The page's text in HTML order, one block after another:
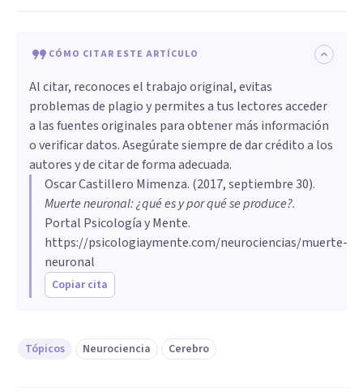
CÓMO CITAR ESTE ARTÍCULO
Al citar, reconoces el trabajo original, evitas
problemas de plagio y permites a tus lectores acceder
a las fuentes originales para obtener más información
o verificar datos. Asegúrate siempre de dar crédito a los
autores y de citar de forma adecuada.
Oscar Castillero Mimenza. (2017, septiembre 30).
Muerte neuronal: ¿qué es y por qué se produce?.
Portal Psicología y Mente.
https://psicologiaymente.com/neurociencias/muerte-
neuronal
Copiar cita
Tópicos Neurociencia Cerebro